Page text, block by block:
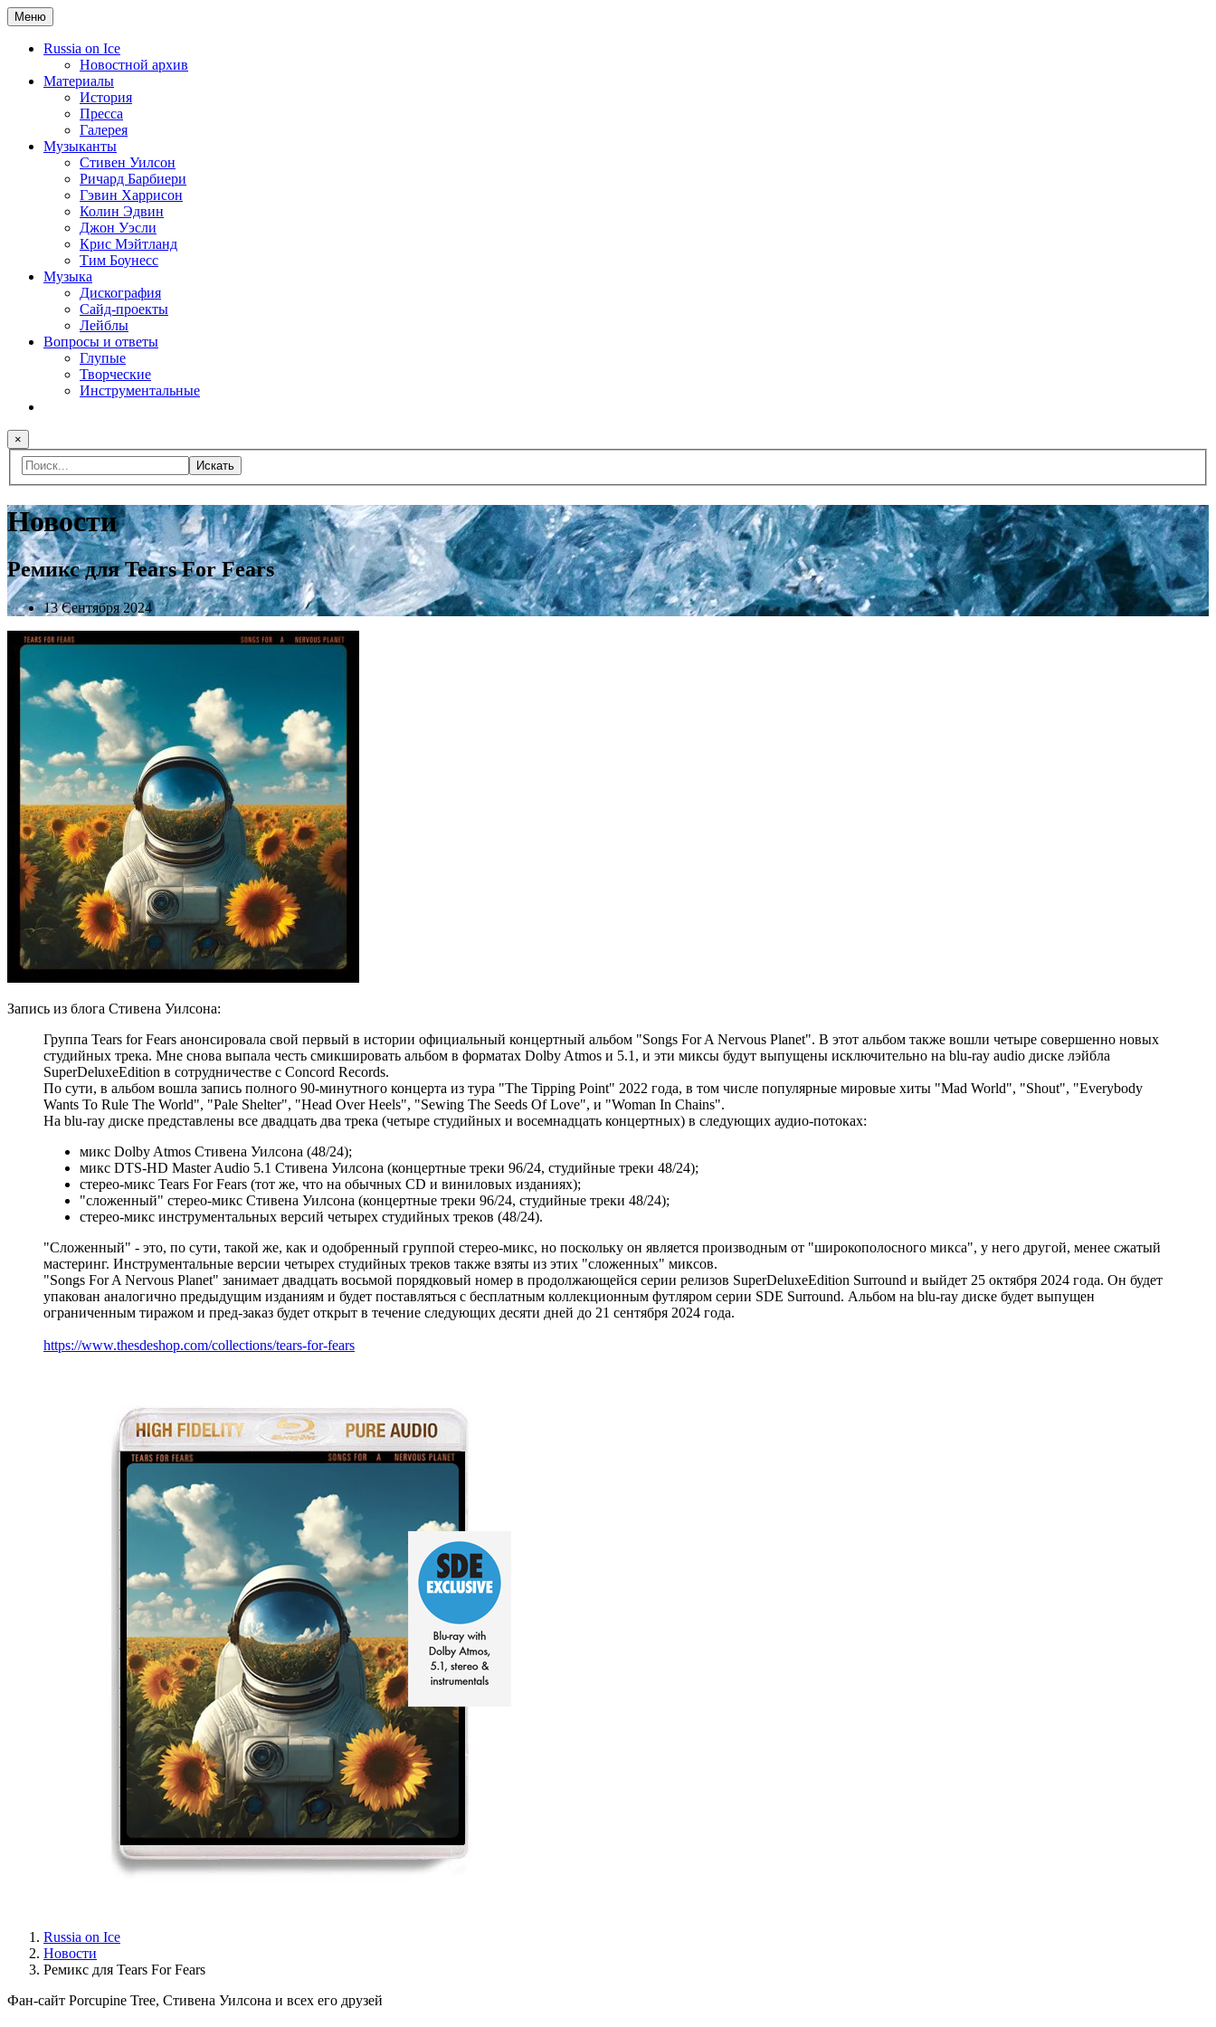
Меню
Russia on Ice
Новостной архив
Материалы
История
Пресса
Галерея
Музыканты
Стивен Уилсон
Ричард Барбиери
Гэвин Харрисон
Колин Эдвин
Джон Уэсли
Крис Мэйтланд
Тим Боунесс
Музыка
Дискография
Сайд-проекты
Лейблы
Вопросы и ответы
Глупые
Творческие
Инструментальные
×
Искать
Новости
Ремикс для Tears For Fears
13 Сентября 2024
Запись из блога Стивена Уилсона:
Группа Tears for Fears анонсировала свой первый в истории официальный концертный альбом "Songs For A Nervous Planet". В этот альбом также вошли четыре совершенно новых
студийных трека. Мне снова выпала честь смикшировать альбом в форматах Dolby Atmos и 5.1, и эти миксы будут выпущены исключительно на blu-ray audio диске лэйбла
SuperDeluxeEdition в сотрудничестве с Concord Records.
По сути, в альбом вошла запись полного 90-минутного концерта из тура "The Tipping Point" 2022 года, в том числе популярные мировые хиты "Mad World", "Shout", "Everybody
Wants To Rule The World", "Pale Shelter", "Head Over Heels", "Sewing The Seeds Of Love", и "Woman In Chains".
На blu-ray диске представлены все двадцать два трека (четыре студийных и восемнадцать концертных) в следующих аудио-потоках:
микс Dolby Atmos Стивена Уилсона (48/24);
микс DTS-HD Master Audio 5.1 Стивена Уилсона (концертные треки 96/24, студийные треки 48/24);
стерео-микс Tears For Fears (тот же, что на обычных CD и виниловых изданиях);
"сложенный" стерео-микс Стивена Уилсона (концертные треки 96/24, студийные треки 48/24);
стерео-микс инструментальных версий четырех студийных треков (48/24).
"Сложенный" - это, по сути, такой же, как и одобренный группой стерео-микс, но поскольку он является производным от "широкополосного микса", у него другой, менее сжатый
мастеринг. Инструментальные версии четырех студийных треков также взяты из этих "сложенных" миксов.
"Songs For A Nervous Planet" занимает двадцать восьмой порядковый номер в продолжающейся серии релизов SuperDeluxeEdition Surround и выйдет 25 октября 2024 года. Он будет
упакован аналогично предыдущим изданиям и будет поставляться с бесплатным коллекционным футляром серии SDE Surround. Альбом на blu-ray диске будет выпущен
ограниченным тиражом и пред-заказ будет открыт в течение следующих десяти дней до 21 сентября 2024 года.
https://www.thesdeshop.com/collections/tears-for-fears
Russia on Ice
Новости
Ремикс для Tears For Fears
Фан-сайт Porcupine Tree, Стивена Уилсона и всех его друзей